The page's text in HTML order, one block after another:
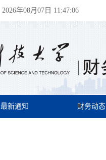
2026年08月07日 11:47:07
最新通知 财务动态